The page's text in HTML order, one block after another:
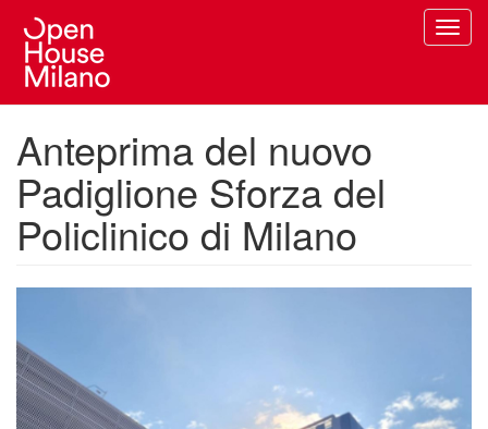
contenuto
principale
Anteprima del nuovo
Padiglione Sforza del
Policlinico di Milano